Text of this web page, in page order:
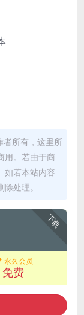
者所有，这里所
用。若由于商
如若本站内容
处理。
下载
永久会员
免费